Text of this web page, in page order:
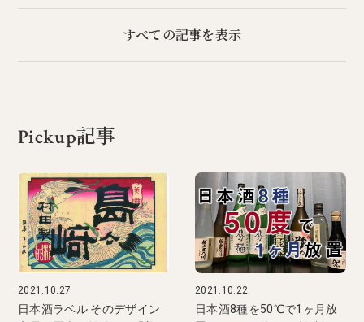
すべての記事を表示
Pickup記事
2021.10.27
日本酒ラベル そのデザイン
2021.10.22
日本酒8種を50℃で1ヶ月放